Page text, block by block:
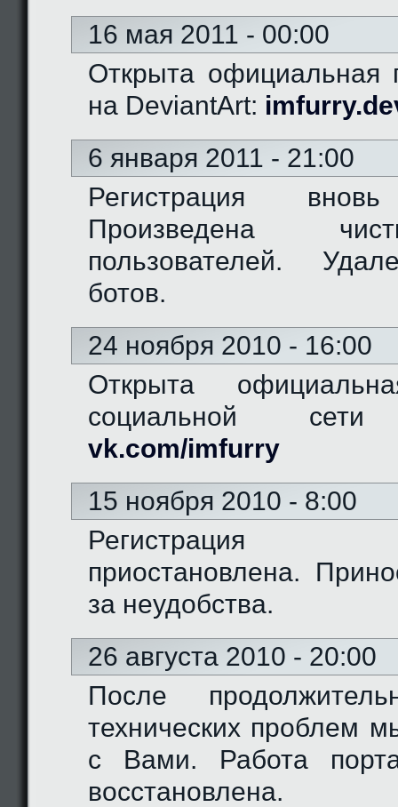
16 мая 2011 - 00:00
Открыта официальная
на DeviantArt:
6 января 2011 - 21:00
Регистрация
Произведена
пользователей.
ботов.
24 ноября 2010 - 16:00
Открыта
социальной сети
vk.com/imfurry
15 ноября 2010 - 8:00
Регистрация
приостановлена.
за неудобства.
26 августа 2010 - 20:00
После
технических проблем
с Вами. Работа
восстановлена.